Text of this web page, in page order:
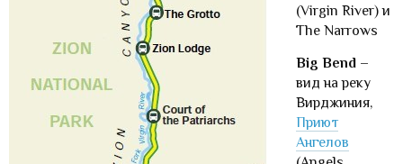
(Virgin River) и
The Narrows
Big Bend –
вид на реку
Вирджиния,
Приют
Ангелов